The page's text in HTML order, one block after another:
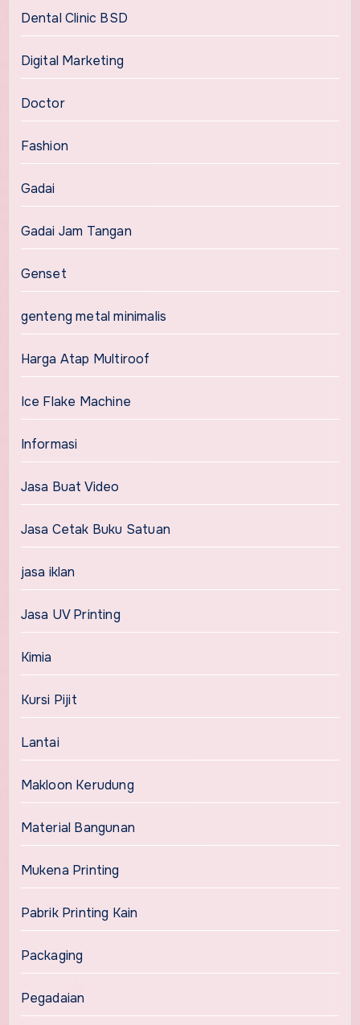
Dental Clinic BSD
Digital Marketing
Doctor
Fashion
Gadai
Gadai Jam Tangan
Genset
genteng metal minimalis
Harga Atap Multiroof
Ice Flake Machine
Informasi
Jasa Buat Video
Jasa Cetak Buku Satuan
jasa iklan
Jasa UV Printing
Kimia
Kursi Pijit
Lantai
Makloon Kerudung
Material Bangunan
Mukena Printing
Pabrik Printing Kain
Packaging
Pegadaian